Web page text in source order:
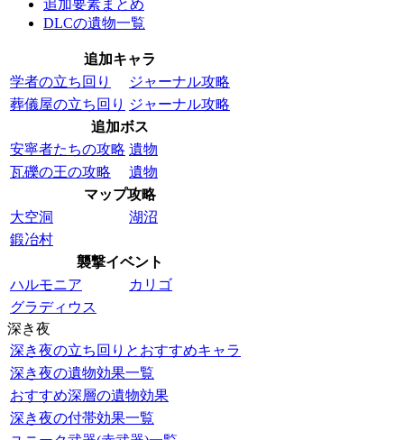
追加要素まとめ
DLCの遺物一覧
追加キャラ
学者の立ち回り
ジャーナル攻略
葬儀屋の立ち回り ジャーナル攻略
追加ボス
安寧者たちの攻略 遺物
瓦礫の王の攻略
遺物
マップ攻略
大空洞
湖沼
鍛冶村
襲撃イベント
ハルモニア
カリゴ
グラディウス
深き夜
深き夜の立ち回りとおすすめキャラ
深き夜の遺物効果一覧
おすすめ深層の遺物効果
深き夜の付帯効果一覧